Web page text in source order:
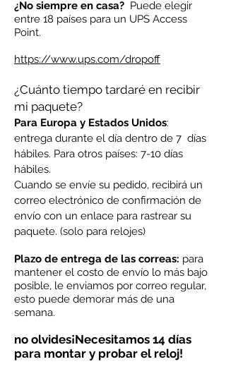
¿No siempre en casa? Puede elegir
entre 18 países para un UPS Access
Point.
https://www.ups.com/dropoff
¿Cuánto tiempo tardaré en recibir
mi paquete?
Para Europa y Estados Unidos:
entrega durante el día dentro de 7 días
hábiles. Para otros países: 7-10 días
hábiles.
Cuando se envíe su pedido, recibirá un
correo electrónico de confirmación de
envío con un enlace para rastrear su
paquete. (solo para relojes)
Plazo de entrega de las correas: para
mantener el costo de envío lo más bajo
posible, le enviamos por correo regular,
esto puede demorar más de una
semana.
no olvides¡Necesitamos 14 días
para montar y probar el reloj!